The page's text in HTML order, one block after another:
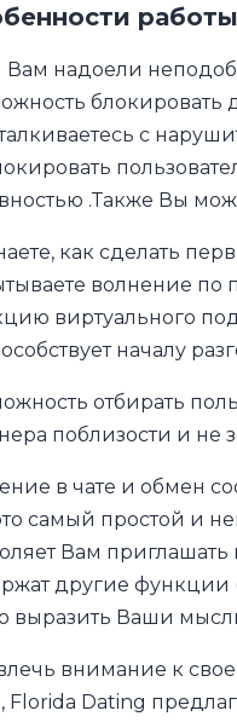
Вам надоели
блокировать
с
.Также Вы
как сделать
волнение по
виртуального
началу
отбирать
поблизости и не
в чате и обмен
самый простой и
Вам
другие
выразить Ваши
внимание к
Florida Dating